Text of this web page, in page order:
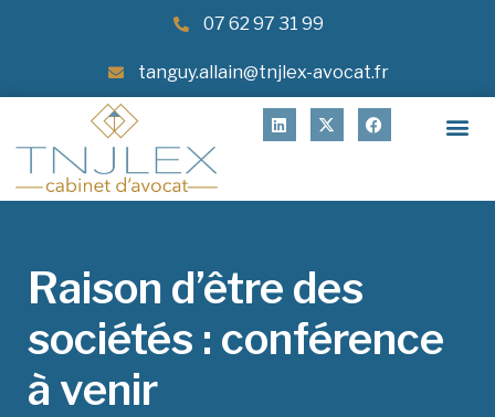
07 62 97 31 99
tanguy.allain@tnjlex-avocat.fr
Raison d’être des
sociétés : conférence
à venir